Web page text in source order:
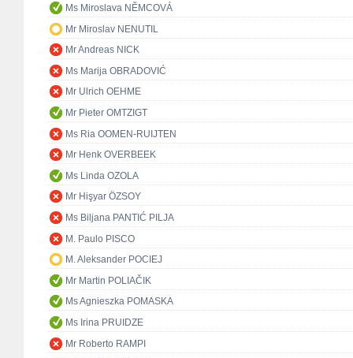
Ms Miroslava NĚMCOVÁ
Mr Miroslav NENUTIL
Mr Andreas NICK
Ms Marija OBRADOVIĆ
Mr Ulrich OEHME
Mr Pieter OMTZIGT
Ms Ria OOMEN-RUIJTEN
Mr Henk OVERBEEK
Ms Linda OZOLA
Mr Hişyar ÖZSOY
Ms Biljana PANTIĆ PILJA
M. Paulo PISCO
M. Aleksander POCIEJ
Mr Martin POLIAČIK
Ms Agnieszka POMASKA
Ms Irina PRUIDZE
Mr Roberto RAMPI